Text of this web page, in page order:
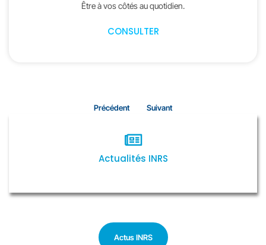
Être à vos côtés au quotidien.
CONSULTER
Précédent Suivant
Actualités INRS
Actus INRS